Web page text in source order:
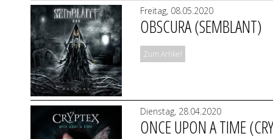
Freitag, 08.05.2020
OBSCURA (SEMBLANT)
Zum Artikel
Dienstag, 28.04.2020
ONCE UPON A TIME